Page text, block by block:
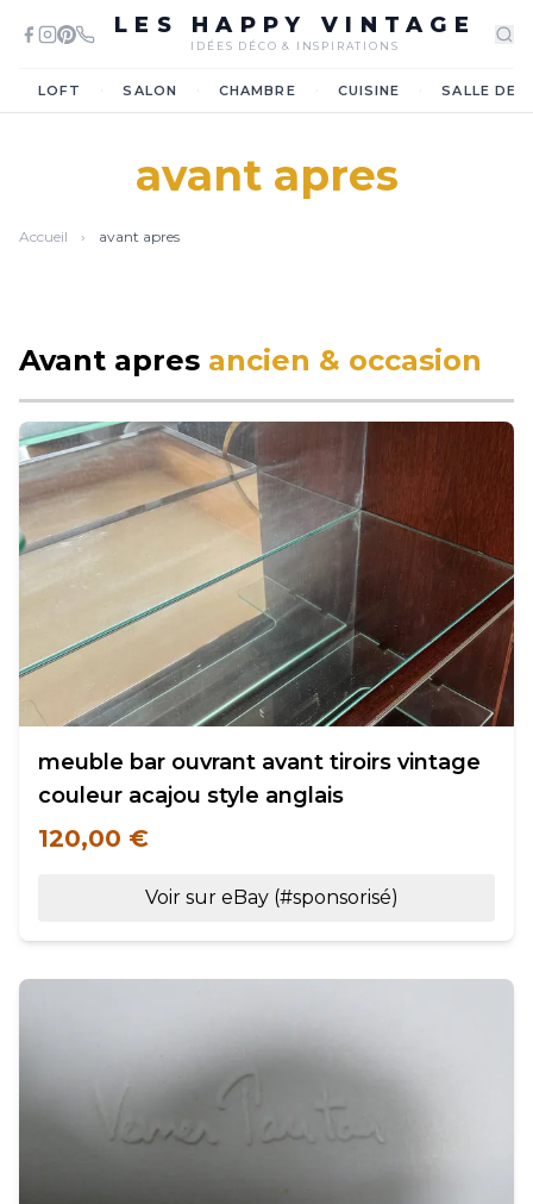
LES HAPPY VINTAGE
IDÉES DÉCO & INSPIRATIONS
LOFT SALON CHAMBRE CUISINE SALLE DE
avant apres
Accueil › avant apres
Avant apres ancien & occasion
meuble bar ouvrant avant tiroirs vintage
couleur acajou style anglais
120,00 €
Voir sur eBay (#sponsorisé)